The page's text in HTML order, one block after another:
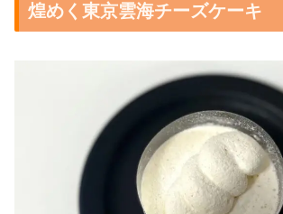
煌めく東京雲海チーズケーキ